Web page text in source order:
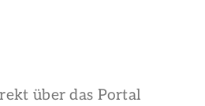
über das Portal